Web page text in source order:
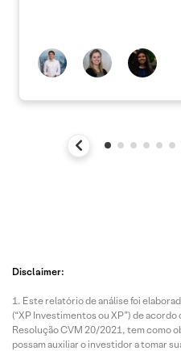
Disclaimer:
Este relatório de análise foi
(“XP Investimentos ou XP”) de
Resolução CVM 20/2021, tem como
possam auxiliar o investidor a tomar